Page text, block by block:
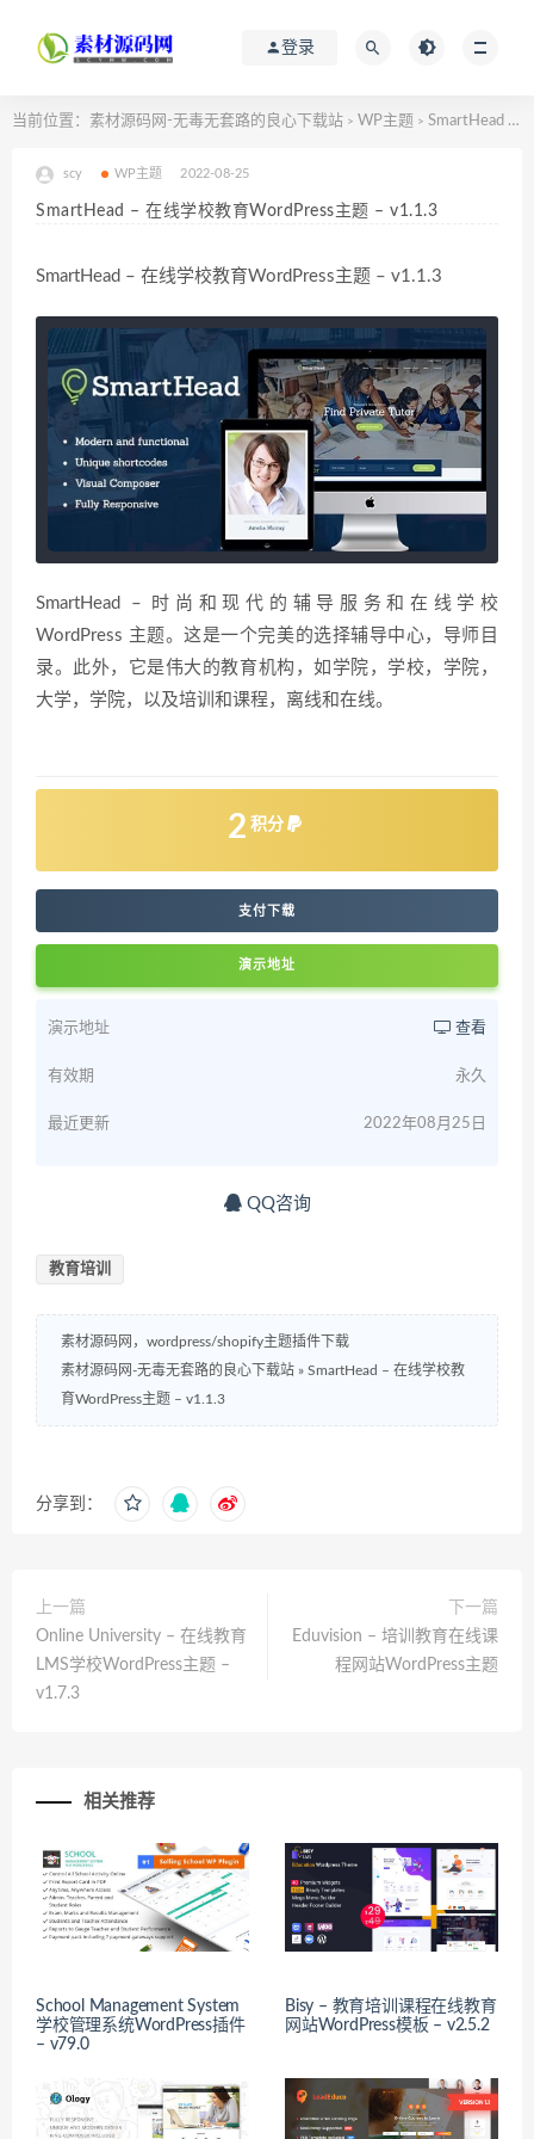
登录
当前位置： 素材源码网-无毒无套路的良心下载站 > WP主题 > SmartHead – 在线学校教育WordPress主题 – v1.1.3
scy WP主题 2022-08-25
SmartHead – 在线学校教育WordPress主题 – v1.1.3
SmartHead – 在线学校教育WordPress主题 – v1.1.3
SmartHead – 时尚和现代的辅导服务和在线学校
WordPress 主题。这是一个完美的选择辅导中心，导师目
录。此外，它是伟大的教育机构，如学院，学校，学院，
大学，学院，以及培训和课程，离线和在线。
2 积分
支付下载
演示地址
演示地址 查看
有效期 永久
最近更新 2022年08月25日
QQ咨询
教育培训
素材源码网，wordpress/shopify主题插件下载
素材源码网-无毒无套路的良心下载站 » SmartHead – 在线学校教
育WordPress主题 – v1.1.3
分享到：
上一篇
Online University – 在线教育
LMS学校WordPress主题 –
v1.7.3
下一篇
Eduvision – 培训教育在线课
程网站WordPress主题
相关推荐
School Management System
学校管理系统WordPress插件
– v79.0
Bisy – 教育培训课程在线教育
网站WordPress模板 – v2.5.2